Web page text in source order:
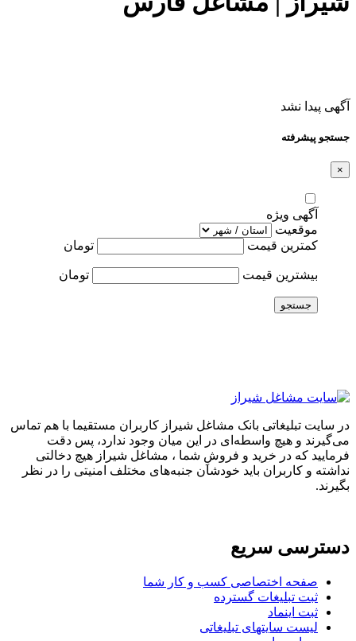
آگهی پیدا نشد
جستجو پیشرفته
×
آگهی ویژه
موقعیت
کمترین قیمت
تومان
بیشترین قیمت تومان
جستجو
در سایت تبلیغاتی بانک مشاغل شیراز کاربران مستقیما با هم تماس
می‌گیرند و هیچ واسطه‌ای در این میان وجود ندارد، پس دقت
فرمایید که در خرید و فروشِ شما ، مشاغل شیراز هیچ دخالتی
نداشته و کاربران باید خودشان جنبه‌های مختلف امنیتی را در نظر
بگیرند.
دسترسی سریع
صفحه اختصاصی کسب و کار شما
ثبت تبلیغات گسترده
ثبت اینماد
لیست سایتهای تبلیغاتی